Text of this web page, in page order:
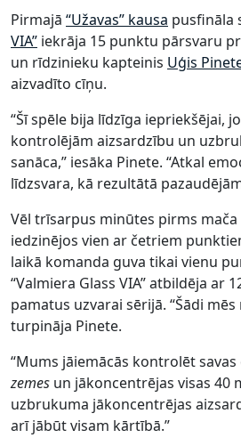
Pirmajā “Užavas” kausa pusfināla
VIA” iekrāja 15 punktu pārsvaru
un rīdzinieku kapteinis Uģis
aizvadīto cīņu.
“Šī spēle bija līdzīga iepriekšējai,
kontrolējām aizsardzību un
sanāca,” iesāka Pinete. “Atkal
līdzsvara, kā rezultātā
Vēl trīsarpus minūtes pirms mača
iedzinējos vien ar četriem
laikā komanda guva tikai vienu
“Valmiera Glass VIA” atbildēja ar
pamatus uzvarai sērijā. “Šādi
turpināja Pinete.
“Mums jāiemācās kontrolēt
zemes un jākoncentrējas visas 40
uzbrukuma jākoncentrējas
arī jābūt visam kārtībā.”